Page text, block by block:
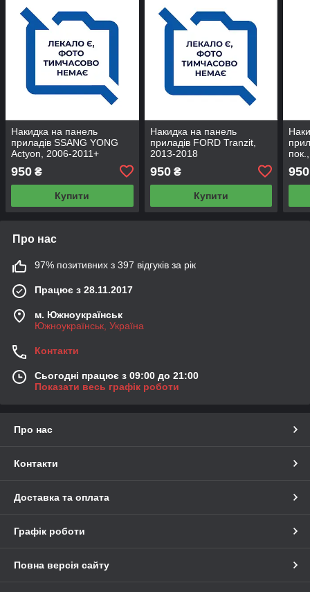
Накидка на панель
приладів SSANG YONG
Actyon, 2006-2011+
950 ₴
Купити
Накидка на панель
приладів FORD Tranzit,
2013-2018
950₴
Купити
950
Про нас
97% позитивних з 397 відгуків за рік
Працює з 28.11.2017
м. Южноукраїнськ
Южноукраїнськ, Україна
Контакти
Сьогодні працює з 09:00 до 21:00
Показати весь графік роботи
Про нас
Контакти
Доставка та оплата
Графік роботи
Повна версія сайту